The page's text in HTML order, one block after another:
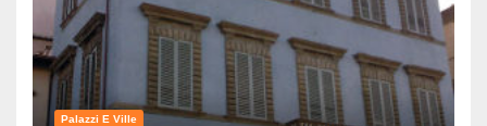
Palazzi E Ville